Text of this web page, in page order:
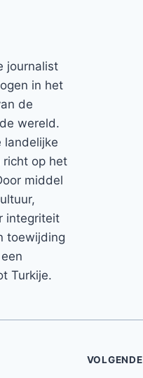
journalist
in het
de
wereld.
landelijke
richt op het
middel
integriteit
toewijding
Turkije.
VOLGENDE